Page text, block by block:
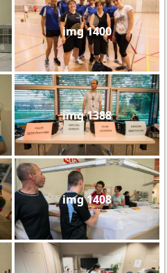
img 1400
img 1388
img 1408